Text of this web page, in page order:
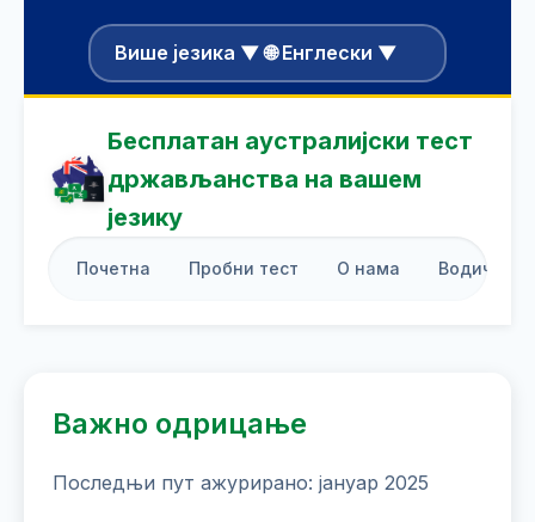
Више језика ▼ 🌐 Енглески ▼
Бесплатан аустралијски тест
држављанства на вашем
језику
Почетна Пробни тест О нама Водич за
Важно одрицање
Последњи пут ажурирано: јануар 2025